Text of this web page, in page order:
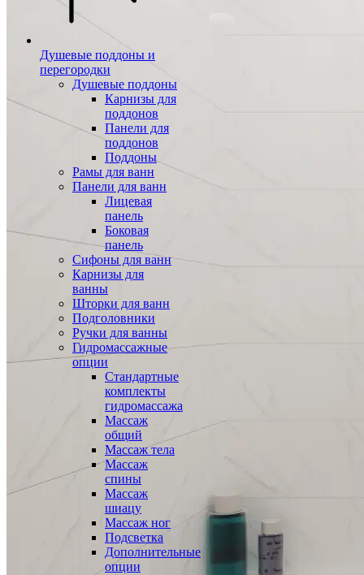
Душевые поддоны и
перегородки
Душевые поддоны
Карнизы для
поддонов
Панели для
поддонов
Поддоны
Рамы для ванн
Панели для ванн
Лицевая
панель
Боковая
панель
Сифоны для ванн
Карнизы для
ванны
Шторки для ванн
Подголовники
Ручки для ванны
Гидромассажные
опции
Стандартные
комплекты
гидромассажа
Массаж
общий
Массаж тела
Массаж
спины
Массаж
шиацу
Массаж ног
Подсветка
Дополнительные
опции